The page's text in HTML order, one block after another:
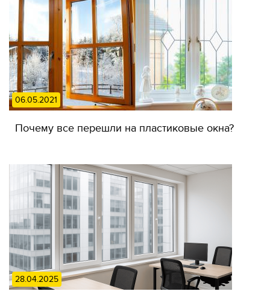
06.05.2021
Почему все перешли на пластиковые окна?
28.04.2025